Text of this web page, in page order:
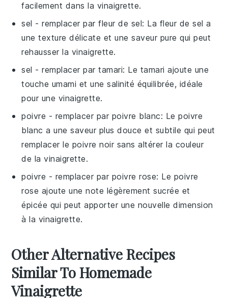
facilement dans la vinaigrette.
sel - remplacer parfleur de sel: La fleur de sel a
une texture délicate et une saveur pure qui peut
rehausser la vinaigrette.
sel - remplacer partamari: Le tamari ajoute une
touche umami et une salinité équilibrée, idéale
pour une vinaigrette.
poivre - remplacer par poivre blanc: Le poivre
blanc a une saveur plus douce et subtile qui peut
remplacer le poivre noir sans altérer la couleur
de la vinaigrette.
poivre - remplacer par poivre rose: Le poivre
rose ajoute une note légèrement sucrée et
épicée qui peut apporter une nouvelle dimension
à la vinaigrette.
Other Alternative Recipes
Similar To Homemade
Vinaigrette